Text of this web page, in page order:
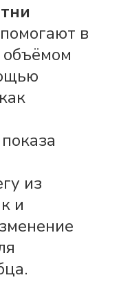
в
из
и